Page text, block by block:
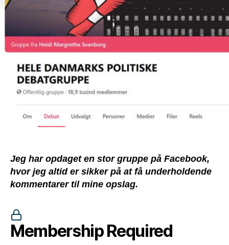
Fladpandede
Kommentarer
Jeg har opdaget en stor gruppe på Facebook,
hvor jeg altid er sikker på at få underholdende
kommentarer til mine opslag.
Membership Required